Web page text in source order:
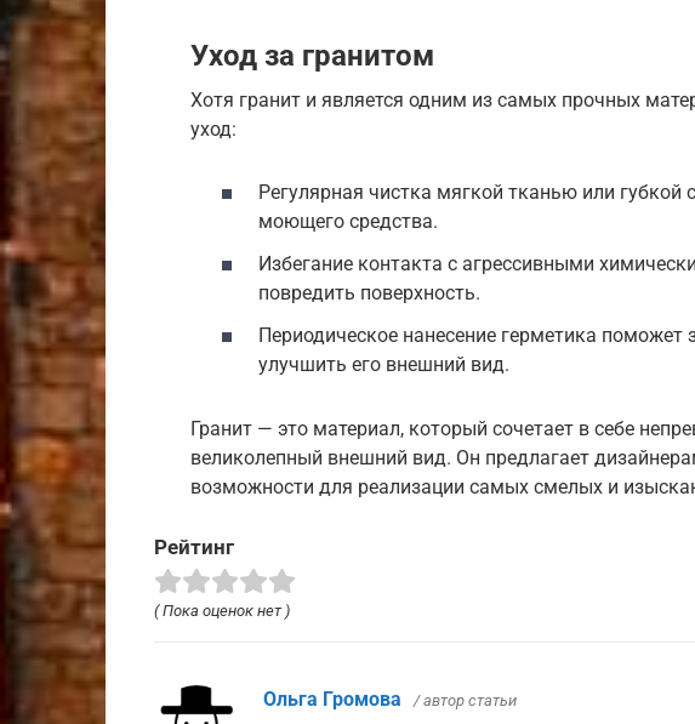
Уход за гранитом
Хотя гранит и является одним из самых прочных
уход:
Регулярная чистка мягкой тканью или губкой
моющего средства.
Избегание контакта с агрессивными
повредить поверхность.
Периодическое нанесение герметика поможет
улучшить его внешний вид.
Гранит — это материал, который сочетает в себе
великолепный внешний вид. Он предлагает
возможности для реализации самых смелых и
Рейтинг
( Пока оценок нет )
Ольга Громова / автор статьи